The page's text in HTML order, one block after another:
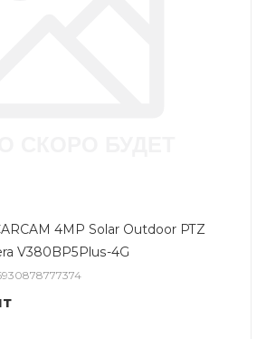
4MP Solar Outdoor PTZ
V380BP5Plus-4G